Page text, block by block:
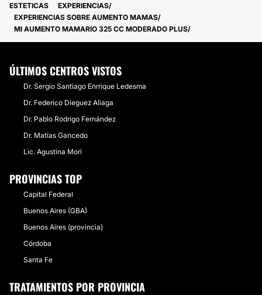
ESTETICAS
EXPERIENCIAS
EXPERIENCIAS SOBRE AUMENTO MAMAS
MI AUMENTO MAMARIO 325 CC MODERADO PLUS
ÚLTIMOS CENTROS VISTOS
Dr. Sergio Santiago Enrrique Ledesma
Dr. Federico Dieguez Aliaga
Dr. Pablo Rodrigo Fernández
Dr. Matías Gancedo
Lic. Agustina Mori
PROVINCIAS TOP
Capital Federal
Buenos Aires (GBA)
Buenos Aires (provincia)
Córdoba
Santa Fe
TRATAMIENTOS POR PROVINCIA